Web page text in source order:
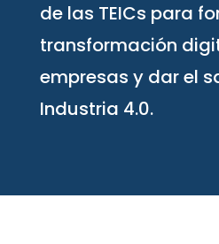
de las TEICs para
transformación
empresas y dar el
Industria 4.0.